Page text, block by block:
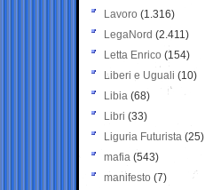
Lavoro (1.316)
LegaNord (2.411)
Letta Enrico (154)
Liberi e Uguali (10)
Libia (68)
Libri (33)
Liguria Futurista (25)
mafia (543)
manifesto (7)